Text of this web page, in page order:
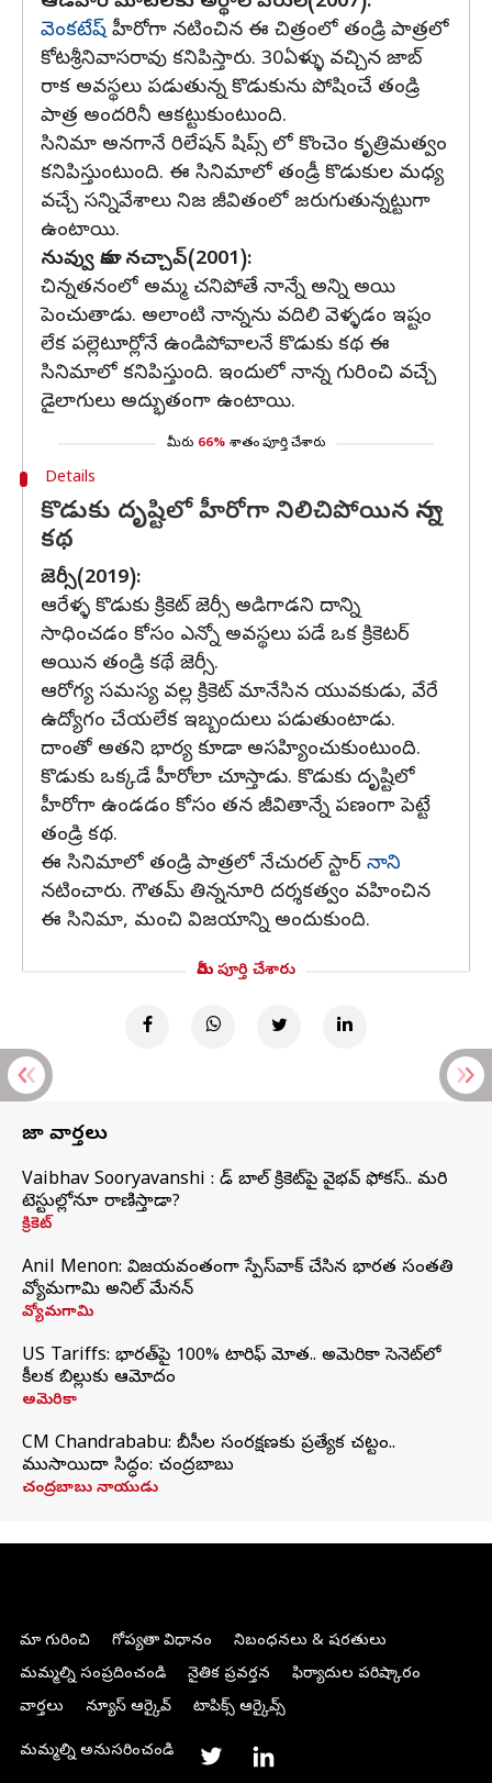
వెంకటేష్హీరోగా నటించిన ఈ చిత్రంలో తండ్రి పాత్రలో
కోటశ్రీనివాసరావు కనిపిస్తారు. 30ఏళ్ళు వచ్చిన జాబ్
రాక అవస్థలు పడుతున్న కొడుకును పోషించే తండ్రి
పాత్ర అందరినీ ఆకట్టుకుంటుంది.
సినిమా అనగానే రిలేషన్ షిప్స్ లో కొంచెం కృత్రిమత్వం
కనిపిస్తుంటుంది. ఈ సినిమాలో తండ్రీ కొడుకుల మధ్య
వచ్చే సన్నివేశాలు నిజ జీవితంలో జరుగుతున్నట్టుగా
ఉంటాయి.
నువ్వు నాకు నచ్చావ్(2001):
చిన్నతనంలో అమ్మ చనిపోతే నాన్నే అన్ని అయి
పెంచుతాడు. అలాంటి నాన్నను వదిలి వెళ్ళడం ఇష్టం
లేక పల్లెటూర్లోనే ఉండిపోవాలనే కొడుకు కథ ఈ
సినిమాలో కనిపిస్తుంది. ఇందులో నాన్న గురించి వచ్చే
డైలాగులు అద్భుతంగా ఉంటాయి.
మీరు 66% శాతం పూర్తి చేశారు
Details
కొడుకు దృష్టిలో హీరోగా నిలిచిపోయిన నాన్న
కథ
జెర్సీ(2019):
ఆరేళ్ళ కొడుకు క్రికెట్ జెర్సీ అడిగాడని దాన్ని
సాధించడం కోసం ఎన్నో అవస్థలు పడే ఒక క్రికెటర్
అయిన తండ్రి కథే జెర్సీ.
ఆరోగ్య సమస్య వల్ల క్రికెట్ మానేసిన యువకుడు, వేరే
ఉద్యోగం చేయలేక ఇబ్బందులు పడుతుంటాడు.
దాంతో అతని భార్య కూడా అసహ్యించుకుంటుంది.
కొడుకు ఒక్కడే హీరోలా చూస్తాడు. కొడుకు దృష్టిలో
హీరోగా ఉండడం కోసం తన జీవితాన్నే పణంగా పెట్టే
తండ్రి కథ.
ఈ సినిమాలో తండ్రి పాత్రలో నేచురల్ స్టార్ నాని
నటించారు. గౌతమ్ తిన్ననూరి దర్శకత్వం వహించిన
ఈ సినిమా, మంచి విజయాన్ని అందుకుంది.
మీరు పూర్తి చేశారు
తాజా వార్తలు
Vaibhav Sooryavanshi : రెడ్ బాల్ క్రికెట్‌పై వైభవ్ ఫోకస్.. మరి
టెస్టుల్లోనూ రాణిస్తాడా?
క్రికెట్
Anil Menon: విజయవంతంగా స్పేస్‌వాక్‌ చేసిన భారత సంతతి
వ్యోమగామి అనిల్‌ మేనన్
వ్యోమగామి
US Tariffs: భారత్‌పై 100% టారిఫ్‌ మోత.. అమెరికా సెనెట్‌లో
కీలక బిల్లుకు ఆమోదం
అమెరికా
CM Chandrababu: బీసీల సంరక్షణకు ప్రత్యేక చట్టం..
ముసాయిదా సిద్ధం: చంద్రబాబు
చంద్రబాబు నాయుడు
మా గురించి గోప్యతా విధానం
నిబంధనలు & షరతులు
మమ్మల్ని సంప్రదించండి
నైతిక ప్రవర్తన
ఫిర్యాదుల పరిష్కారం
వార్తలు
న్యూస్ ఆర్కైవ్ టాపిక్స్ ఆర్కైవ్స్
మమ్మల్ని అనుసరించండి